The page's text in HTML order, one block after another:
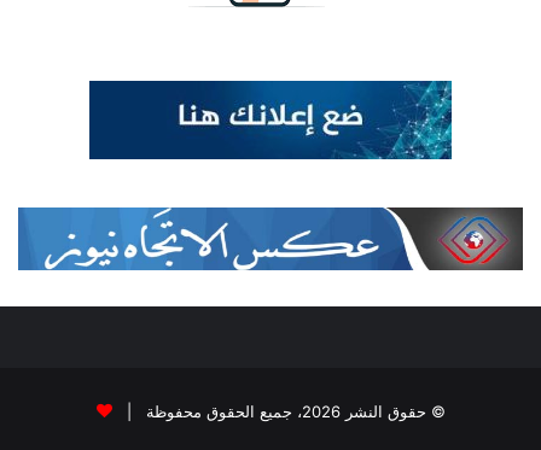
© حقوق النشر 2026، جميع الحقوق محفوظة |